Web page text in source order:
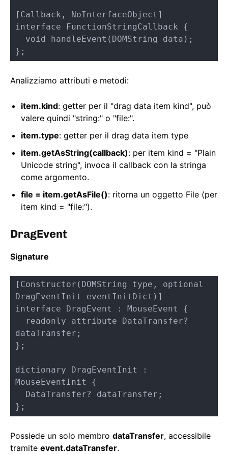
[Callback, NoInterfaceObject]
interface FunctionStringCallback {
};
Analizziamo attributi e metodi:
item.kind: getter per il "drag data item kind", può
valere quindi "string:" o "file:".
item.type: getter per il drag data item type
item.getAsString(callback): per item kind = "Plain
Unicode string", invoca il callback con la stringa
come argomento.
file = item.getAsFile(): ritorna un oggetto File (per
item kind = "file:").
DragEvent
Signature
[Constructor(DOMString type, optional
DragEventInit eventInitDict)]
interface DragEvent : MouseEvent {
dataTransfer;
};
dictionary DragEventInit :
MouseEventInit {
};
Possiede un solo membro dataTransfer, accessibile
tramite event.dataTransfer.